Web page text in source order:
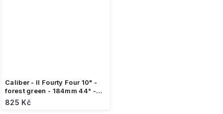
Caliber - II Fourty Four 10" -
forest green - 184mm 44° -
truck (1ks)
825 Kč